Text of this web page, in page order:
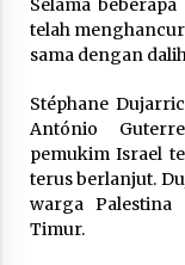
telah
sama dengan
Stéphane
António
pemukim Israel
terus berlanjut.
warga Palestina
Timur.